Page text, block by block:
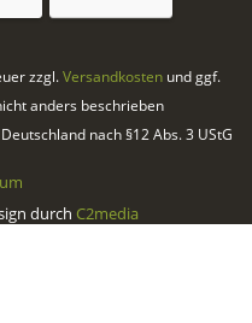
zzgl.Versandkosten und ggf.
anders beschrieben
nach §12 Abs. 3 UStG
durch C2media